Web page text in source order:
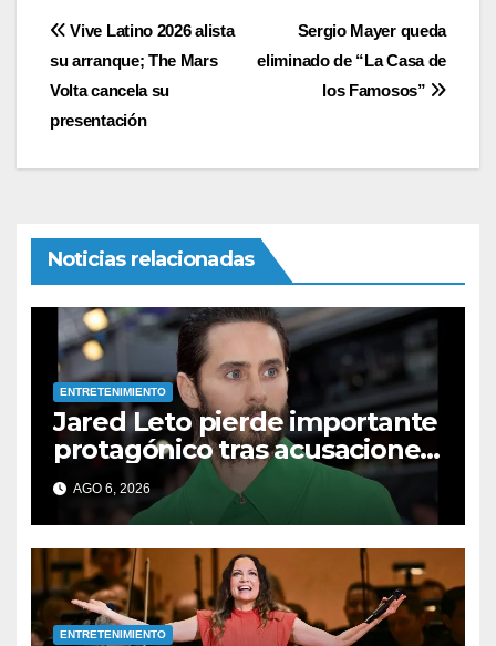
Navegación
de
entradas
Sergio Mayer queda
eliminado de “La Casa de
los Famosos”
Vive Latino 2026 alista
su arranque; The Mars
Volta cancela su
presentación
Noticias relacionadas
ENTRETENIMIENTO
Jared Leto pierde importante
protagónico tras acusaciones
de abuso: los detalles
AGO 6, 2026
ENTRETENIMIENTO